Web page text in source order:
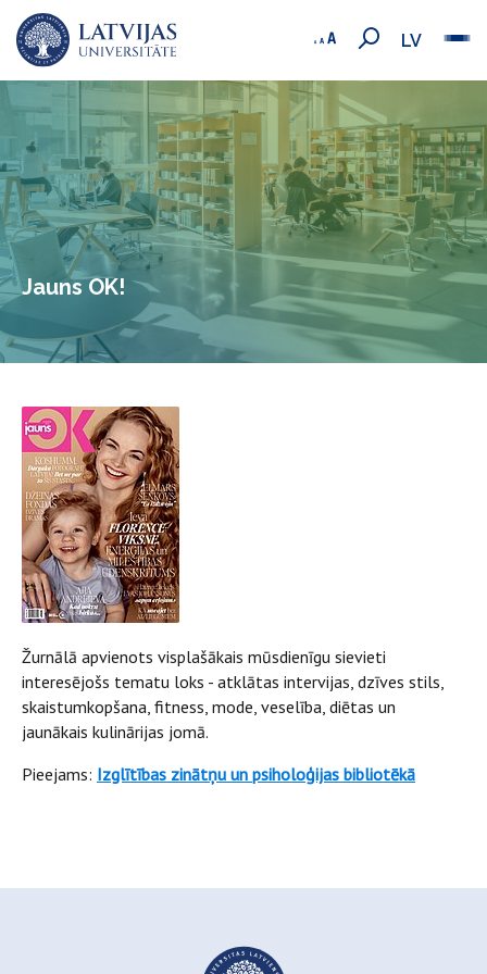
LV
Jauns OK!
Žurnālā apvienots visplašākais mūsdienīgu sievieti
interesējošs tematu loks - atklātas intervijas, dzīves stils,
skaistumkopšana, fitness, mode, veselība, diētas un
jaunākais kulinārijas jomā.
Pieejams: Izglītības zinātņu un psiholoģijas bibliotēkā